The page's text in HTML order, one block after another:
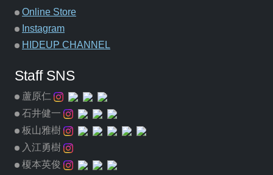
Online Store
Instagram
HIDEUP CHANNEL
Staff SNS
蘆原仁
石井健一
板山雅樹
入江勇樹
榎本英俊